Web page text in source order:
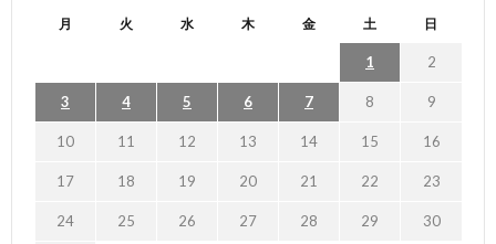
月 火 水 木 金 土 日
1 2
3 4 5 6 7 8 9
10 11 12 13 14 15 16
17 18 19 20 21 22 23
24 25 26 27 28 29 30